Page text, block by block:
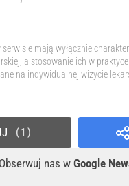
mają wyłącznie
a stosowanie ich w
na indywidualnej wizycie
Obserwuj nas w Google
1